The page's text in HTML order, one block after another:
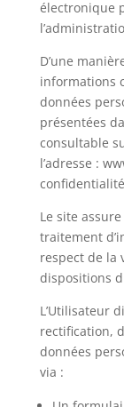
électronique
D’une
informations
données
présentées
consultable
l’adresse :
Le site
traitement
respect de la
dispositions
L’Utilisateur
rectification,
données
via :